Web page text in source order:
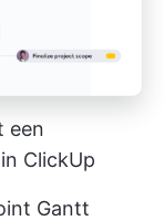
een
ClickUp
Gantt